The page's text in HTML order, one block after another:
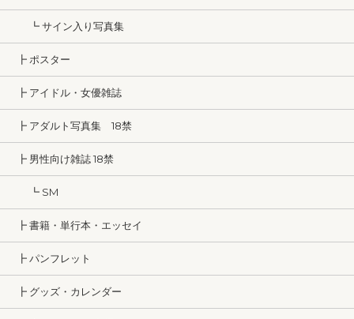
┗ サイン入り写真集
┣ ポスター
┣ アイドル・女優雑誌
┣ アダルト写真集 18禁
┣ 男性向け雑誌 18禁
┗ SM
┣ 書籍・単行本・エッセイ
┣ パンフレット
┣ グッズ・カレンダー